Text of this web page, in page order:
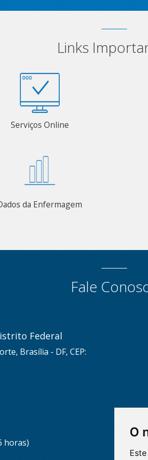
O
Links
Serviços Online
da Enfermagem
Fale
Federal
Brasília - DF, CEP:
horas)